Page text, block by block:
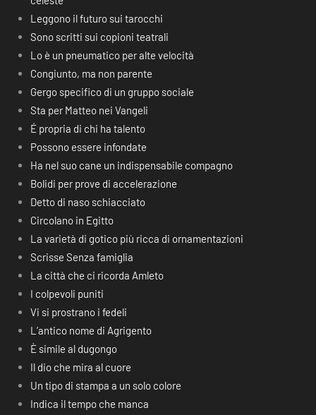
Leggono il futuro sui tarocchi
Sono scritti sui copioni teatrali
Lo è un pneumatico per alte velocità
Congiunto, ma non parente
Gergo specifico di un gruppo sociale
Sta per Matteo nei Vangeli
É propria di chi ha talento
Possono essere infondate
Ha nel suo cane un indispensabile compagno
Bolidi per prove di accelerazione
Detto di naso schiacciato
Circolano in Egitto
La varietà di gotico più ricca di ornamentazioni
Scrisse Senza famiglia
La città che ci ricorda Amleto
I colpevoli puniti
Vi si prostrano i fedeli
L’antico nome di Agrigento
È simile al dugongo
Il dio che mira al cuore
Un tipo di stampa a un solo colore
Indica il tempo che manca